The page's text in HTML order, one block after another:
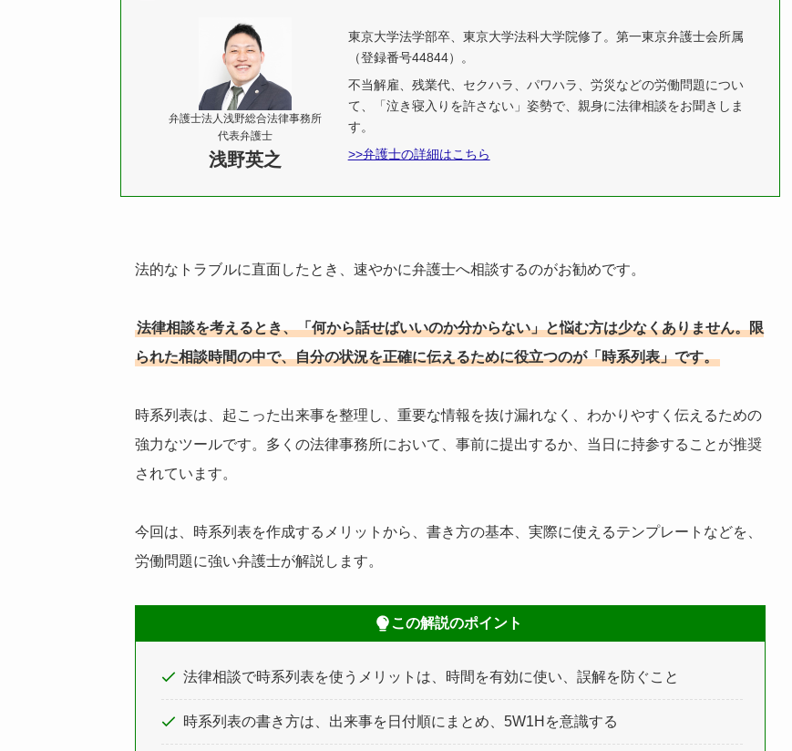
弁護士法人浅野総合法律事務所
代表弁護士
浅野英之
東京大学法学部卒、東京大学法科大学院修了。第一東京弁護士会所属
（登録番号44844）。
不当解雇、残業代、セクハラ、パワハラ、労災などの労働問題につい
て、「泣き寝入りを許さない」姿勢で、親身に法律相談をお聞きしま
す。
>>弁護士の詳細はこちら
法的なトラブルに直面したとき、速やかに弁護士へ相談するのがお勧めです。
法律相談を考えるとき、「何から話せばいいのか分からない」と悩む方は少なくありません。限
られた相談時間の中で、自分の状況を正確に伝えるために役立つのが「時系列表」です。
時系列表は、起こった出来事を整理し、重要な情報を抜け漏れなく、わかりやすく伝えるための
強力なツールです。多くの法律事務所において、事前に提出するか、当日に持参することが推奨
されています。
今回は、時系列表を作成するメリットから、書き方の基本、実際に使えるテンプレートなどを、
労働問題に強い弁護士が解説します。
この解説のポイント
法律相談で時系列表を使うメリットは、時間を有効に使い、誤解を防ぐこと
時系列表の書き方は、出来事を日付順にまとめ、5W1Hを意識する